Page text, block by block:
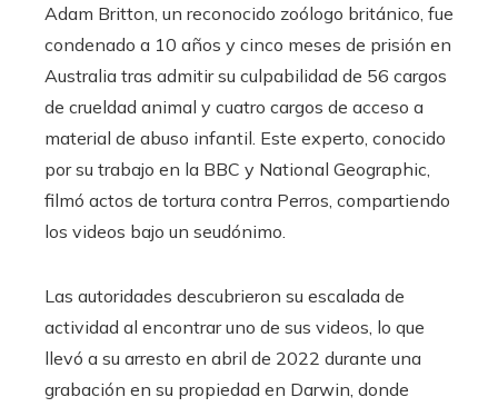
Adam Britton, un reconocido zoólogo británico, fue
condenado a 10 años y cinco meses de prisión en
Australia tras admitir su culpabilidad de 56 cargos
de crueldad animal y cuatro cargos de acceso a
material de abuso infantil. Este experto, conocido
por su trabajo en la BBC y National Geographic,
filmó actos de tortura contra Perros, compartiendo
los videos bajo un seudónimo.
Las autoridades descubrieron su escalada de
actividad al encontrar uno de sus videos, lo que
llevó a su arresto en abril de 2022 durante una
grabación en su propiedad en Darwin, donde